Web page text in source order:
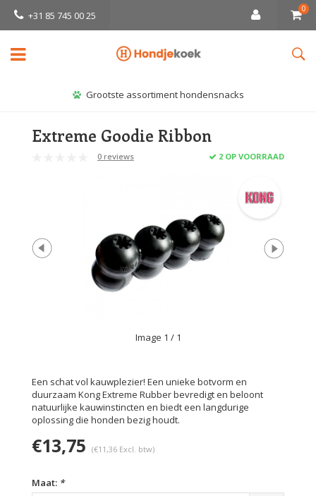
+31 85 745 00 25
0
Grootste assortiment hondensnacks
Extreme Goodie Ribbon
0 reviews 2 OP VOORRAAD
Image 1 / 1
Een schat vol kauwplezier! Een unieke botvorm en
duurzaam Kong Extreme Rubber bevredigt en beloont
natuurlijke kauwinstincten en biedt een langdurige
oplossing die honden bezig houdt.
€13,75 (€11,36 Excl. btw)
Maat: *